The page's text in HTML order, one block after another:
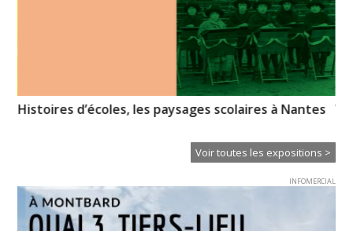
Histoires d’écoles, les paysages scolaires à Nantes
Voir toutes les expositions >
INFOMERCIAL